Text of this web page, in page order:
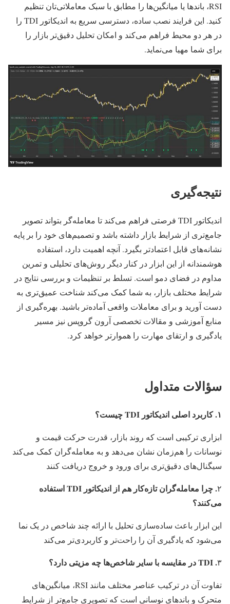
RSI، باندها یا میانگین‌ها را مطابق با سبک معاملاتی‌تان تنظیم
کنید. این فرایند نصب ساده، دسترسی سریع به اندیکاتور TDI را
در هر دو محیط فراهم می‌کند و امکان تحلیل دقیق‌تر بازار را
برای شما مهیا می‌نماید.
نتیجه‌گیری
اندیکاتور TDI فرصتی فراهم می‌کند تا معامله‌گر بتواند تصویر
جامع‌تری از شرایط بازار داشته باشد و تصمیم‌های خود را بر پایه
نشانه‌های قابل اعتمادتر بگیرد. آنچه اهمیت دارد، استفاده
هوشمندانه از این ابزار در کنار دیگر روش‌های تحلیلی و تمرین
مداوم در فضای دمو است. تسلط بر تنظیمات و بررسی نتایج در
شرایط مختلف بازار، به شما کمک می‌کند شناخت عمیق‌تری به
دست آورید و برای معاملات واقعی آماده‌تر باشید. بهره‌گیری از
منابع آموزشی و مقالات تخصصی آرون گروپس نیز مسیر
یادگیری و ارتقای مهارت را هموارتر خواهد کرد.
سؤالات متداول
۱. کاربرد اصلی اندیکاتور TDI چیست؟
ابزاری ترکیبی است که روند بازار، قدرت حرکت قیمت و
نوسانات را هم‌زمان نشان می‌دهد و به معامله‌گران کمک می‌کند
سیگنال‌های دقیق‌تری برای ورود و خروج دریافت کنند
۲
. چرا معامله‌گران تازه‌کار هم از اندیکاتور TDI استفاده
می‌کنند؟
این ابزار باعث ساده‌سازی تحلیل با ارائه چند شاخص در یک نما
می‌شود که یادگیری آن را راحت‌تر و کاربردی‌تر می‌کند
۳. TDI در مقایسه با سایر شاخص‌ها چه مزیتی دارد؟
تفاوت آن در ترکیب عناصر مختلف مانند RSI، میانگین‌های
متحرک و باندهای نوسانی است که تصویری جامع‌تر از شرایط